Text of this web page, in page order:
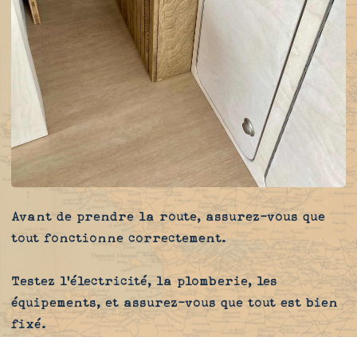
Avant de prendre la route, assurez-vous que
tout fonctionne correctement.
Testez l'électricité, la plomberie, les
équipements, et assurez-vous que tout est bien
fixé.